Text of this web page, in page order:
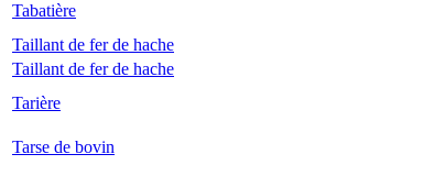
Tabatière
Taillant de fer de hache
Taillant de fer de hache
Tarière
Tarse de bovin